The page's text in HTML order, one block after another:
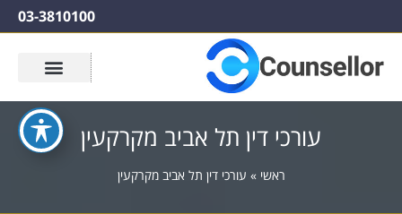
03-3810100
עורכי דין תל אביב מקרקעין
ראשי » עורכי דין תל אביב מקרקעין